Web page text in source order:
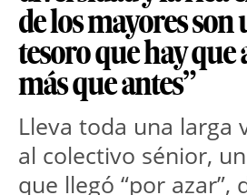
de los mayores son
tesoro que hay
más que antes”
Lleva toda una larga
al colectivo sénior,
que llegó “por azar”,